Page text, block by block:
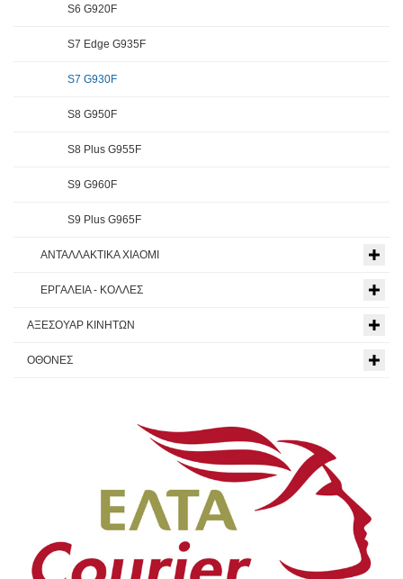
S6 G920F
S7 Edge G935F
S7 G930F
S8 G950F
S8 Plus G955F
S9 G960F
S9 Plus G965F
ΑΝΤΑΛΛΑΚΤΙΚΑ XIAOMI
ΕΡΓΑΛΕΙΑ - ΚΟΛΛΕΣ
ΑΞΕΣΟΥΑΡ ΚΙΝΗΤΩΝ
ΟΘΟΝΕΣ